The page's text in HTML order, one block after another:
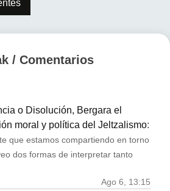
/ Comentarios
o Disolución, Bergara el
moral y política del Jeltzalismo:
que estamos compartiendo en torno
dos formas de interpretar tanto
Ago 6, 13:15